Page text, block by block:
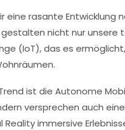
eine rasante Entwicklung
nicht nur unsere
(IoT), das es
ist die Autonome
versprechen auch
Realityimmersive